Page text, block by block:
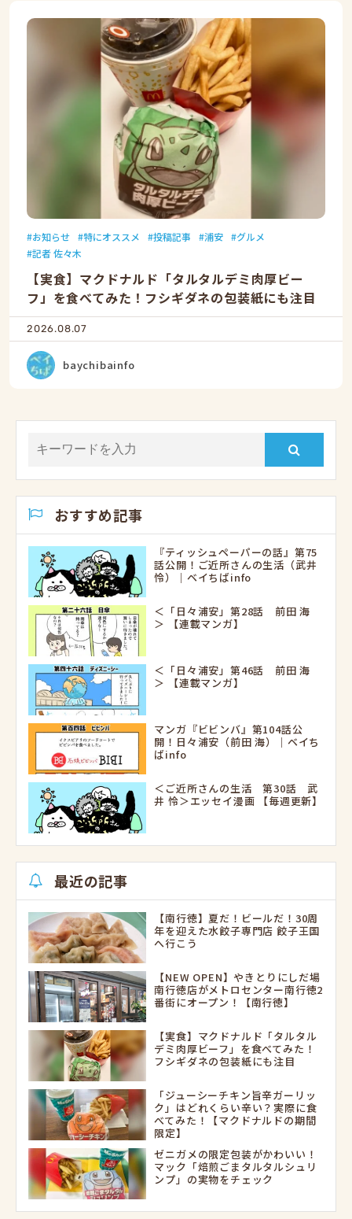
お知らせ 特にオススメ 投稿記事 浦安
グルメ
記者 佐々木
【実食】マクドナルド「タルタルデミ肉厚ビー
フ」を食べてみた！フシギダネの包装紙にも注目
2026.08.07
baychibainfo
おすすめ記事
『ティッシュペーパーの話』第75
話公開！ご近所さんの生活（武井
怜）｜ベイちばinfo
＜「日々浦安」第28話 前田 海
＞ 【連載マンガ】
＜「日々浦安」第46話 前田 海
＞ 【連載マンガ】
マンガ『ビビンバ』第104話公
開！日々浦安（前田 海）｜ベイち
ばinfo
＜ご近所さんの生活 第30話 武
井 怜＞エッセイ漫画 【毎週更新】
最近の記事
【南行徳】夏だ！ビールだ！30周
年を迎えた水餃子専門店 餃子王国
へ行こう
【NEW OPEN】やきとりにしだ場
南行徳店がメトロセンター南行徳2
番街にオープン！【南行徳】
【実食】マクドナルド「タルタル
デミ肉厚ビーフ」を食べてみた！
フシギダネの包装紙にも注目
「ジューシーチキン旨辛ガーリッ
ク」はどれくらい辛い？実際に食
べてみた！【マクドナルドの期間
限定】
ゼニガメの限定包装がかわいい！
マック「焙煎ごまタルタルシュリ
ンプ」の実物をチェック